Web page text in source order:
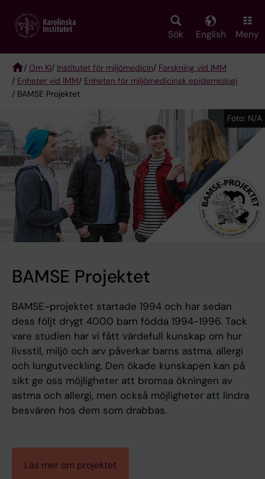
main
Sök English Meny
Breadcrumb
/ Om KI/ Institutet för miljömedicin/ Forskning vid IMM
/ Enheter vid IMM/ Enheten för miljömedicinsk epidemiologi
/ BAMSE Projektet
BAMSE Projektet
BAMSE-projektet startade 1994 och har sedan
dess följt drygt 4000 barn födda 1994-1996. Tack
vare studien har vi fått värdefull kunskap om hur
livsstil, miljö och arv påverkar barns astma, allergi
och lungutveckling. Den ökade kunskapen kan på
sikt ge oss möjligheter att bromsa ökningen av
astma och allergi, men också möjligheter att lindra
besvären hos dem som drabbas.
Läs mer om projektet
Foto: N/A
Foto: N/A